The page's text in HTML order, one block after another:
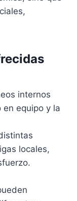
internos
en equipo y la
locales,